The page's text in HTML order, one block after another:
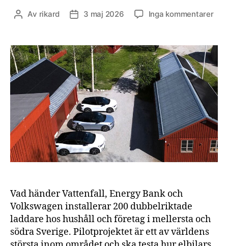
Inläggsförfattare
Av rikard Inläggsdatum
3 maj 2026 Inga kommentarertill
hur
av
Vad händer Vattenfall, Energy Bank och
Volkswagen installerar 200 dubbelriktade
laddare hos hushåll och företag i mellersta och
södra Sverige. Pilotprojektet är ett av världens